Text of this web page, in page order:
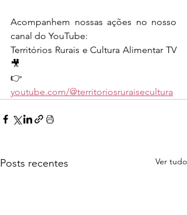
Acompanhem nossas ações no nosso
canal do YouTube:
Territórios Rurais e Cultura Alimentar TV
🎥
youtube.com/@territoriosruraisecultura
Posts recentes Ver tudo